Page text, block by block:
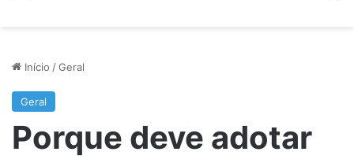
Início /Geral
Geral
Porque deve adotar